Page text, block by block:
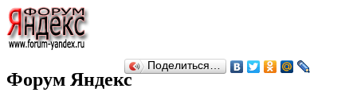
Форум Яндекс
Поделиться…